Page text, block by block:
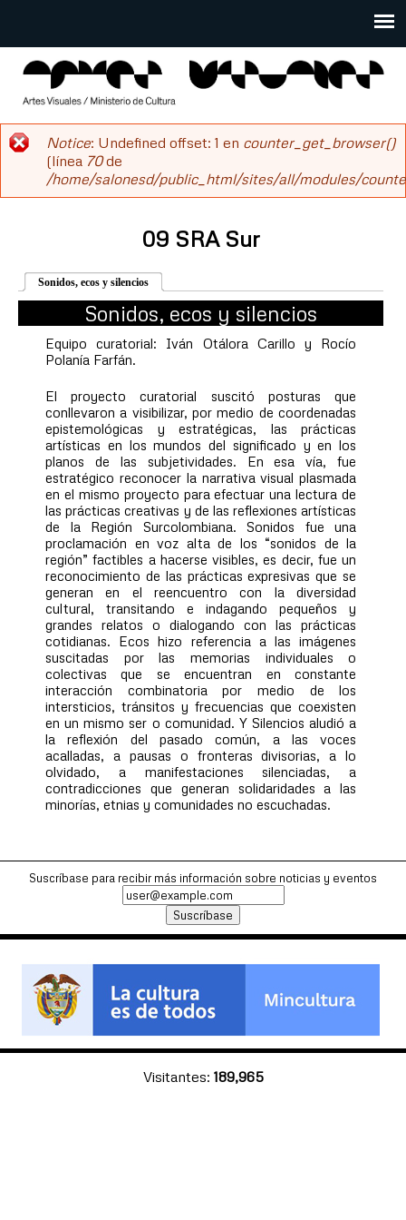
Main
menu
al
contenido
principal
salonesdeartistas
Mensaje
de
Notice: Undefined offset: 1 en counter_get_browser()
(línea 70de
/home/salonesd/public_html/sites/all/modules/
09 SRA Sur
Sonidos, ecos y silencios
Sonidos, ecos y silencios
Equipo curatorial: Iván Otálora Carillo y Rocío
Polanía Farfán.
El proyecto curatorial suscitó posturas que
conllevaron a visibilizar, por medio de coordenadas
epistemológicas y estratégicas, las prácticas
artísticas en los mundos del significado y en los
planos de las subjetividades. En esa vía, fue
estratégico reconocer la narrativa visual plasmada
en el mismo proyecto para efectuar una lectura de
las prácticas creativas y de las reflexiones artísticas
de la Región Surcolombiana. Sonidos fue una
proclamación en voz alta de los “sonidos de la
región” factibles a hacerse visibles, es decir, fue un
reconocimiento de las prácticas expresivas que se
generan en el reencuentro con la diversidad
cultural, transitando e indagando pequeños y
grandes relatos o dialogando con las prácticas
cotidianas. Ecos hizo referencia a las imágenes
suscitadas por las memorias individuales o
colectivas que se encuentran en constante
interacción combinatoria por medio de los
intersticios, tránsitos y frecuencias que coexisten
en un mismo ser o comunidad. Y Silencios aludió a
la reflexión del pasado común, a las voces
acalladas, a pausas o fronteras divisorias, a lo
olvidado, a manifestaciones silenciadas, a
contradicciones que generan solidaridades a las
minorías, etnias y comunidades no escuchadas.
Suscríbase para recibir más información sobre noticias y eventos
Visitantes: 189,965